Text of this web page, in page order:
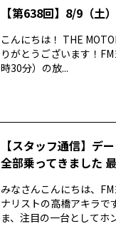
【第638回】8/9（土
こんにちは！ THE
りがとうございます！
時30分）の放...
【スタッフ通信】デ
全部乗ってきました
みなさんこんにちは、
ナリストの高橋アキラで
ま、注目の一台としてホ